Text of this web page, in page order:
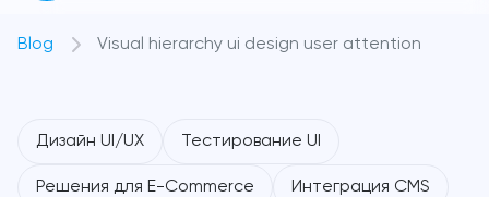
Blog Visual hierarchy ui design user attention
Дизайн UI/UX Тестирование UI
Решения для E-Commerce Интеграция CMS